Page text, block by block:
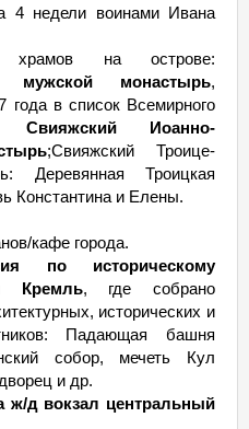
4 недели воинами Ивана
храмов на острове:
мужской монастырь,
в список Всемирного
Свияжский Иоанно-
;Свияжский Троице-
Деревянная Троицкая
Константина и Елены.
кафе города.
по историческому
Кремль, где собрано
исторических и
Падающая башня
собор, мечеть Кул
и др.
ж/д вокзал центральный